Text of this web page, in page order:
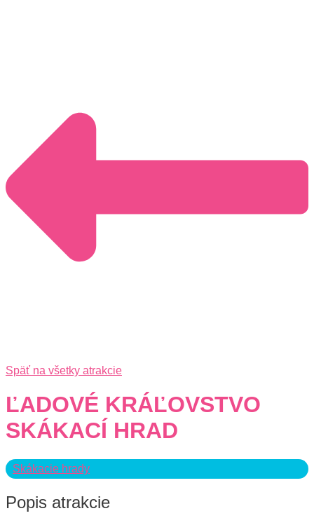
Späť na všetky atrakcie
ĽADOVÉ KRÁĽOVSTVO
SKÁKACÍ HRAD
Skákacie hrady
Popis atrakcie